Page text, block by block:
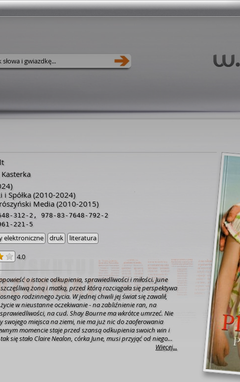
i Spółka(2010-2024)
Media(2010-2015)
312-2 , 978-83-7648-792-2
221-5
elektroniczne druk literatura
4.0
o istocie odkupienia, sprawiedliwości i miłości. June
żoną i matką, przed którą rozciągała się perspektywa
rodzinnego życia. W jednej chwili jej świat się zawalił,
w nieustanne oczekiwanie - na zabliźnienie ran, na
na cud. Shay Bourne ma wkrótce umrzeć. Nie
swojego miejsca na ziemi, nie ma już nic do zaoferowania
momencie staje przed szansą odkupienia swoich win i
się stało Claire Nealon, córka June, musi przyjąć od niego
dar. Michael Wright zdecydował się poświęcić życie Bogu.
Więcej...